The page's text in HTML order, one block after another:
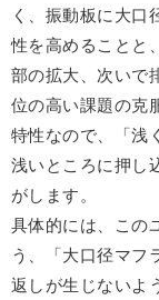
く、振動板に大口
性を高めることと
部の拡大、次いで
位の高い課題の克
特性なので、「浅
浅いところに押し
がします。
具体的には、この
う、「大口径マフ
返しが生じないよ